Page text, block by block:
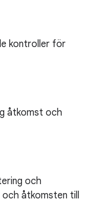
kontroller för
åtkomst och
och
åtkomsten till